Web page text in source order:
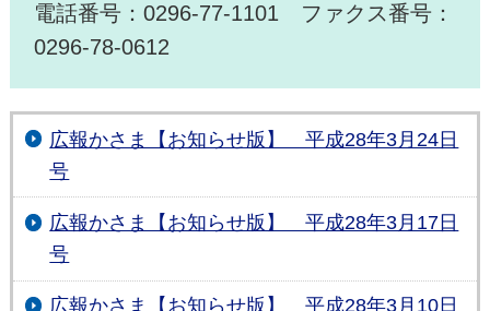
電話番号：0296-77-1101 ファクス番号：
0296-78-0612
広報かさま【お知らせ版】 平成28年3月24日
号
広報かさま【お知らせ版】 平成28年3月17日
号
広報かさま【お知らせ版】 平成28年3月10日